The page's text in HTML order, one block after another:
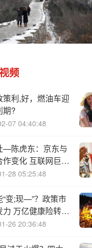
频
策利,好，燃油车迎
期?
07 04:40:48
—陈虎东：京东与
作变化 互联网巨头
共生合作模式
28 05:25:48
“变;现—”？政策市
力 万亿健康险转型
26 20:36:48